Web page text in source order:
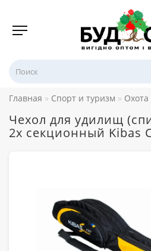
Главная Спорт и туризм
Чехол для удилищ
2х секционный Kibas